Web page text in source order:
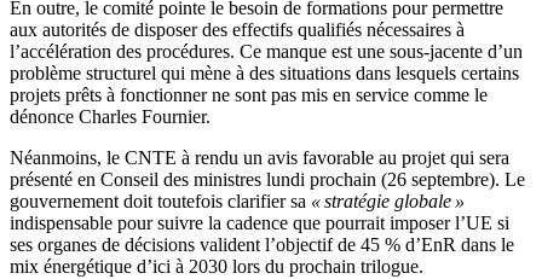
En outre, le comité pointe le besoin de formations pour permettre
aux autorités de disposer des effectifs qualifiés nécessaires à
l’accélération des procédures. Ce manque est une sous-jacente d’un
problème structurel qui mène à des situations dans lesquels certains
projets prêts à fonctionner ne sont pas mis en service comme le
dénonce Charles Fournier.
Néanmoins, le CNTE à rendu un avis favorable au projet qui sera
présenté en Conseil des ministres lundi prochain (26 septembre). Le
gouvernement doit toutefois clarifier sa « stratégie globale »
indispensable pour suivre la cadence que pourrait imposer l’UE si
ses organes de décisions valident l’objectif de 45 % d’EnR dans le
mix énergétique d’ici à 2030 lors du prochain trilogue.